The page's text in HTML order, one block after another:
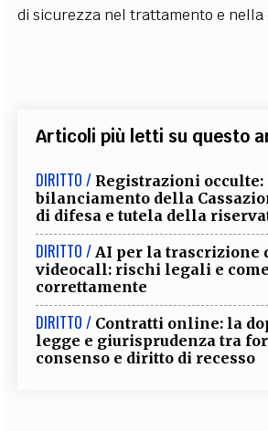
di sicurezza nel trattamento e nella
Articoli più letti su questo
DIRITTO / Registrazioni
bilanciamento della
di difesa e tutela della
DIRITTO / AI per la trascrizione
videocall: rischi legali e
correttamente
DIRITTO / Contratti online: la
legge e giurisprudenza tra
consenso e diritto di recesso